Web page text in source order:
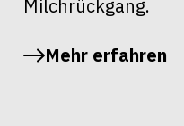
Milchrückgang.
Mehr erfahren